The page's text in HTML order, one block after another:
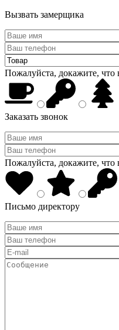
Вызвать замерщика
Пожалуйста, докажите, что
Заказать звонок
Пожалуйста, докажите, что
Письмо директору